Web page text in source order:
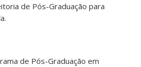
de Pós-Graduação para
de Pós-Graduação em